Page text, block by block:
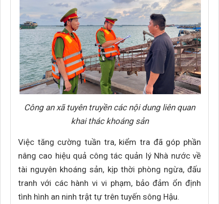
Công an xã tuyên truyền các nội dung liên quan
khai thác khoáng sản
Việc tăng cường tuần tra, kiểm tra đã góp phần
nâng cao hiệu quả công tác quản lý Nhà nước về
tài nguyên khoáng sản, kịp thời phòng ngừa, đấu
tranh với các hành vi vi phạm, bảo đảm ổn định
tình hình an ninh trật tự trên tuyến sông Hậu.